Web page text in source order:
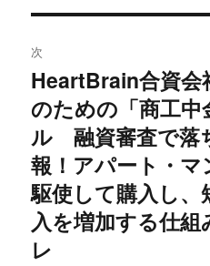
シ
ョ
ン
次
次
の
投
稿:
HeartBrain合資会
のための「商工
ル 融資審査で落
報！アパート・
駆使して購入し、
入を増加する仕
レ